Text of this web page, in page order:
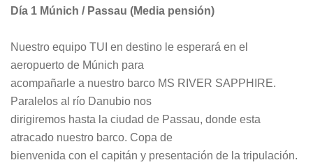
Día 1 Múnich / Passau (Media pensión)
Nuestro equipo TUI en destino le esperará en el
aeropuerto de Múnich para
acompañarle a nuestro barco MS RIVER SAPPHIRE.
Paralelos al río Danubio nos
dirigiremos hasta la ciudad de Passau, donde esta
atracado nuestro barco. Copa de
bienvenida con el capitán y presentación de la tripulación.